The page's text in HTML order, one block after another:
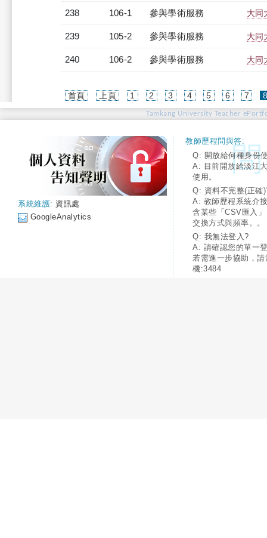
238 106-1 參與學術服務 大同
239 105-2 參與學術服務 大同
240 106-2 參與學術服務 大同
首頁 上頁 1 2 3 4 5 6 7
Tamkang University Teacher
系統維護: 資訊處
GoogleAnalytics
教師歷程問與答:
Q: 開放給何種身份
A: 目前開放給淡江
使用。
Q: 資料不完整(正確
A: 教師歷程系統介
含某些「CSV匯入
交換方式與頻率。。
Q: 我無法登入?
A: 請確認您的單一
若需進一步協助，
機:3484